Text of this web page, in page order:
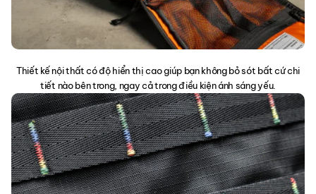
Thiết kế nội thất có độ hiển thị cao giúp bạn không bỏ sót bất cứ chi
tiết nào bên trong, ngay cả trong điều kiện ánh sáng yếu.